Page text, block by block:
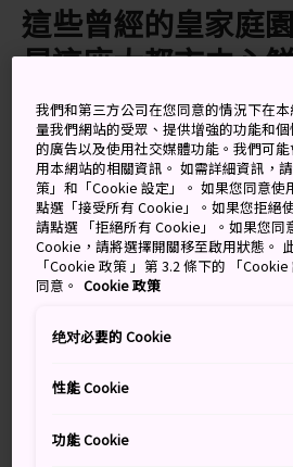
這些曾經的皇家庭
是這座大都市中心
洲
濱離宮恩賜庭園位於汐留
附近，
高層建築，但它卻是東京市中心天
安詳。這些庭園風景如畫，曾僅供
才對外開放。
遊覽這座庭園時，記得留點時間在
點（這是典型的日式體驗），然後
萬勿錯過
東京庭園僅存的唯一一個源
我們和第三方公司在您同意的情況下在
量我們網站的受眾、提供增強的功能和
的廣告以及使用社交媒體功能。我們可
用本網站的相關資訊。 如需詳細資訊，
策」和「Cookie 設定」。 如果您同意使
點選「接受所有 Cookie」。如果您拒絕
請點選 「拒絕所有 Cookie」。如果您同
Cookie，請將選擇開關移至啟用狀態。
「Cookie 政策 」第 3.2 條下的 「
同意。 Cookie 政策
绝对必要的 Cookie
性能 Cookie
功能 Cookie